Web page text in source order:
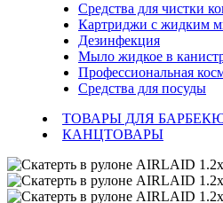
Средства для чистки
Картриджи с жидким
Дезинфекция
Мыло жидкое в
Профессиональная
Средства для посуды
ТОВАРЫ ДЛЯ
КАНЦТОВАРЫ